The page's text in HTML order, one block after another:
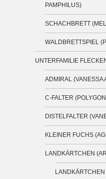
PAMPHILUS)
SCHACHBRETT
WALDBRETTSPIEL
UNTERFAMILIE
ADMIRAL (VANESSA
C-FALTER
DISTELFALTER
KLEINER FUCHS
LANDKÄRTCHEN